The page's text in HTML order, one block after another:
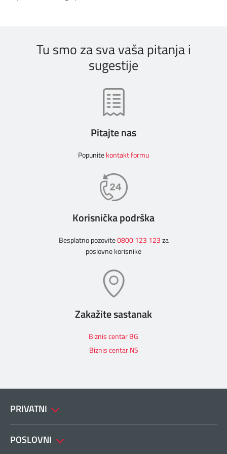
KONTAKTIRAJTE NAS
Tu smo za sva vaša pitanja i
sugestije
Pitajte nas
Popunitekontakt formu
Korisnička podrška
Besplatno pozovite0800 123 123za
poslovne korisnike
Zakažite sastanak
Biznis centar BG
Biznis centar NS
PRIVATNI
POSLOVNI